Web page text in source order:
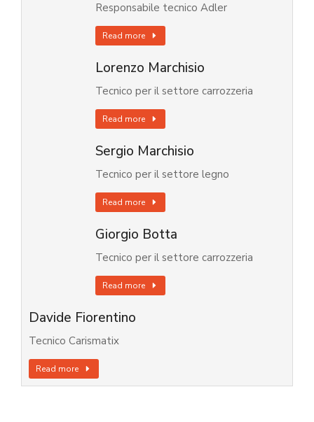
Responsabile tecnico Adler
Read more
Lorenzo Marchisio
Tecnico per il settore carrozzeria
Read more
Sergio Marchisio
Tecnico per il settore legno
Read more
Giorgio Botta
Tecnico per il settore carrozzeria
Read more
Davide Fiorentino
Tecnico Carismatix
Read more